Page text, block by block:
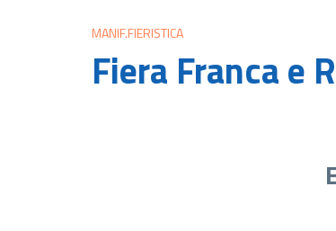
MANIF.FIERISTICA
Fiera Franca e